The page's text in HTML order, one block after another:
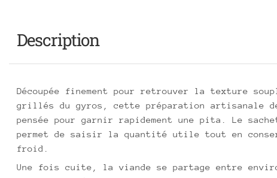
Description
Découpée finement pour retrouver la texture
grillés du gyros, cette préparation artisanale
pensée pour garnir rapidement une pita. Le
permet de saisir la quantité utile tout en
froid.
Une fois cuite, la viande se partage entre